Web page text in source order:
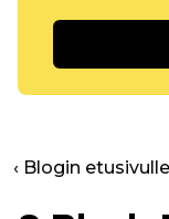
‹ Blogin etusivulle